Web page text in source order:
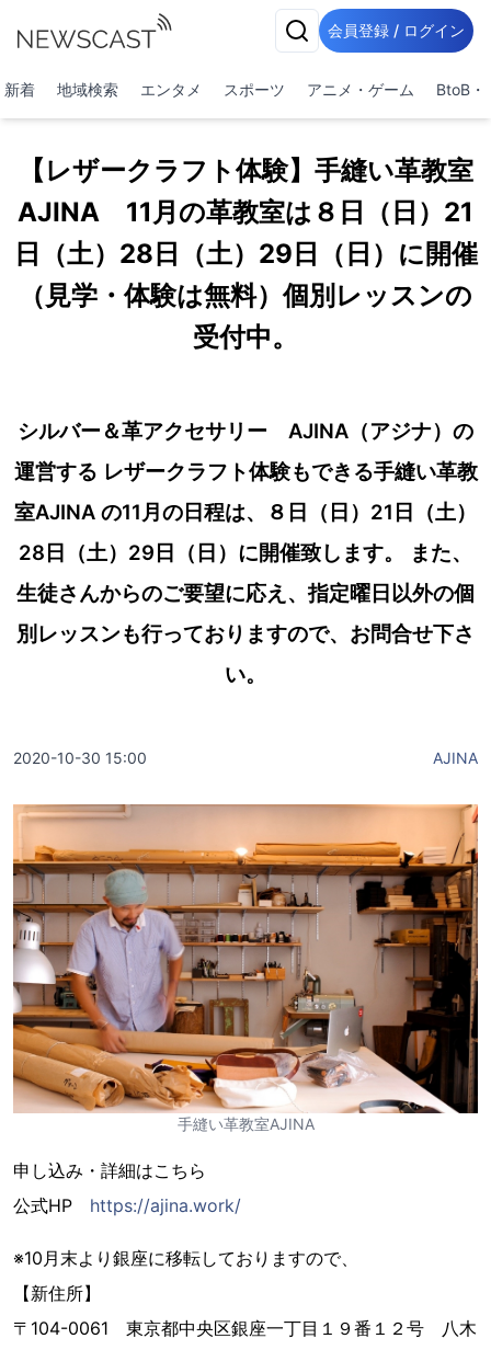
会員登録 / ログイン
新着 地域検索 エンタメ スポーツ アニメ・ゲーム BtoB・
【レザークラフト体験】手縫い革教室
AJINA 11月の革教室は８日（日）21
日（土）28日（土）29日（日）に開催
（見学・体験は無料）個別レッスンの
受付中。
シルバー＆革アクセサリー AJINA（アジナ）の
運営する レザークラフト体験もできる手縫い革教
室AJINA の11月の日程は、８日（日）21日（土）
28日（土）29日（日）に開催致します。 また、
生徒さんからのご要望に応え、指定曜日以外の個
別レッスンも行っておりますので、お問合せ下さ
い。
2020-10-30 15:00 AJINA
手縫い革教室AJINA
申し込み・詳細はこちら
公式HP https://ajina.work/
※10月末より銀座に移転しておりますので、
【新住所】
〒104-0061 東京都中央区銀座一丁目１９番１２号 八木